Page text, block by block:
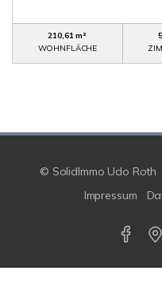
210,61 m²
WOHNFLÄCHE
© SolidImmo Udo Roth
Impressum